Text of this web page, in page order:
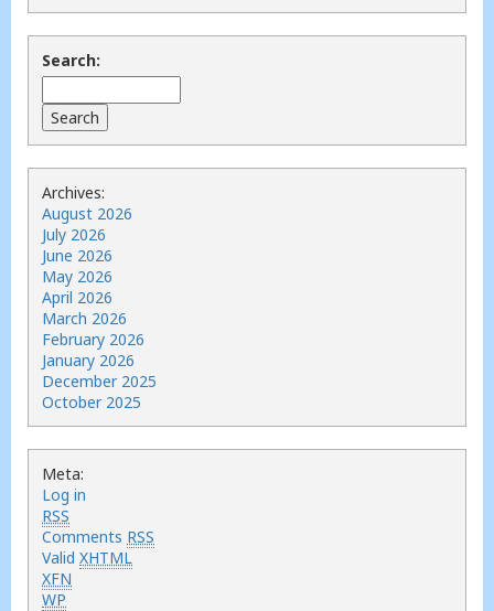
Search:
Archives:
August 2026
July 2026
June 2026
May 2026
April 2026
March 2026
February 2026
January 2026
December 2025
October 2025
Meta:
Log in
RSS
Comments RSS
Valid XHTML
XFN
WP